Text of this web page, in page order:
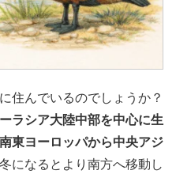
住んでいるのでしょうか？
ラシア大陸中部を中心に生
南東ヨーロッパから中央アジ
になるとより南方へ移動し